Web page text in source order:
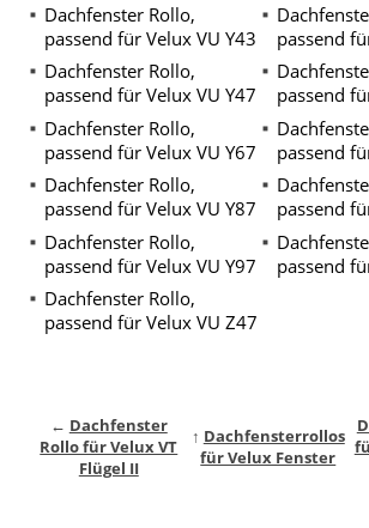
Dachfenster Rollo,
passend für Velux VU Y43
passend
Dachfenster Rollo,
passend für Velux VU Y47
passend
Dachfenster Rollo,
passend für Velux VU Y67
passend
Dachfenster Rollo,
passend für Velux VU Y87
passend
Dachfenster Rollo,
passend für Velux VU Y97
passend
Dachfenster Rollo,
passend für Velux VU Z47
← Dachfenster
Rollo für Velux VT
Flügel II
↑ Dachfensterrollos
für Velux Fenster